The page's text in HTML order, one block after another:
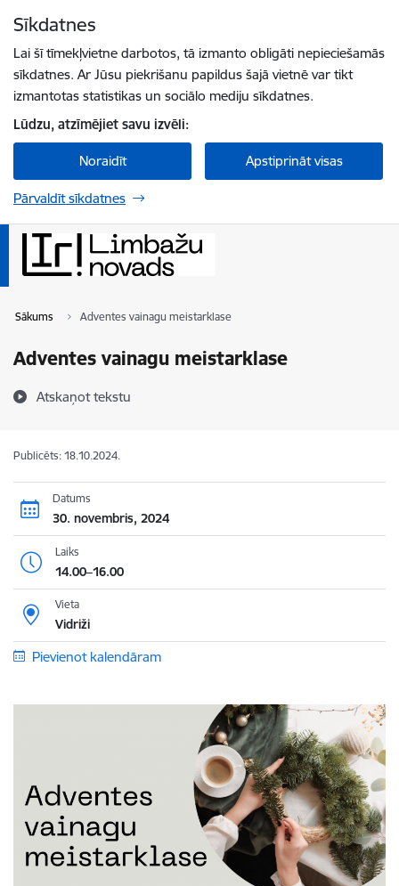
Sīkdatnes
Lai šī tīmekļvietne darbotos, tā izmanto obligāti nepieciešamās
sīkdatnes. Ar Jūsu piekrišanu papildus šajā vietnē var tikt
izmantotas statistikas un sociālo mediju sīkdatnes.
Lūdzu, atzīmējiet savu izvēli:
Noraidīt Apstiprināt visas
Pārvaldīt sīkdatnes
Sākums Adventes vainagu meistarklase
Adventes vainagu meistarklase
Atskaņot tekstu
Publicēts: 18.10.2024.
Datums
30. novembris, 2024
Laiks
14.00–16.00
Vieta
Vidriži
Pievienot kalendāram